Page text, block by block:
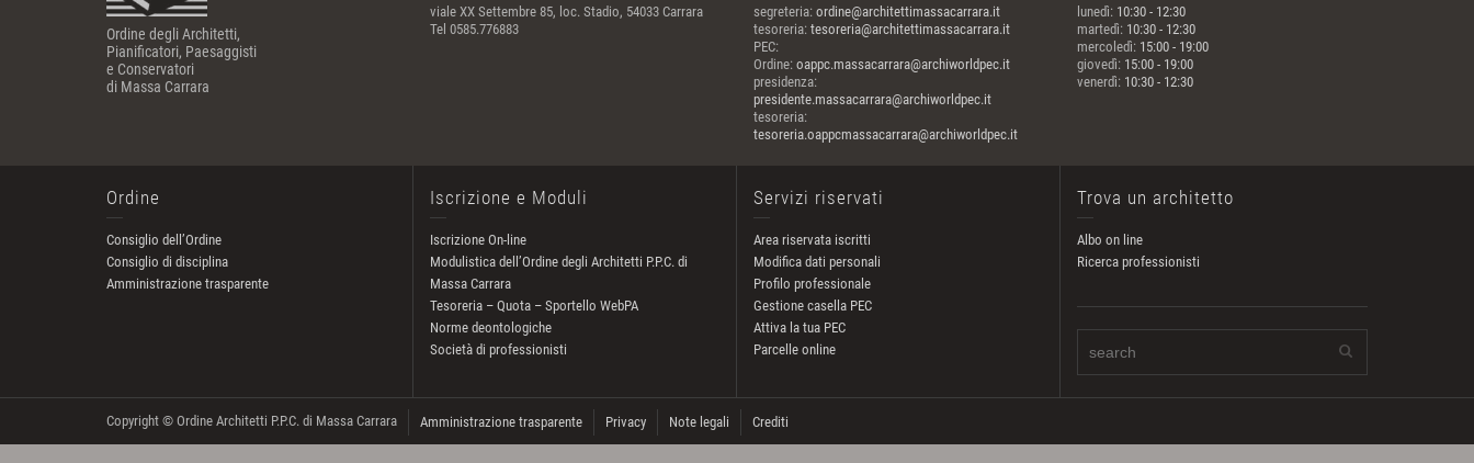
Ordine degli Architetti,
Pianificatori, Paesaggisti
e Conservatori
di Massa Carrara
viale XX Settembre 85, loc. Stadio, 54033 Carrara
Tel 0585.776883
segreteria: ordine@architettimassacarrara.it
tesoreria: tesoreria@architettimassacarrara.it
PEC:
Ordine: oappc.massacarrara@archiworldpec.it
presidenza:
presidente.massacarrara@archiworldpec.it
tesoreria:
tesoreria.oappcmassacarrara@archiworldpec.it
lunedì: 10:30 - 12:30
martedì: 10:30 - 12:30
mercoledì: 15:00 - 19:00
giovedì: 15:00 - 19:00
venerdì: 10:30 - 12:30
Ordine
Consiglio dell’Ordine
Consiglio di disciplina
Amministrazione trasparente
Iscrizione e Moduli
Iscrizione On-line
Modulistica dell’Ordine degli Architetti P.P.C. di
Massa Carrara
Tesoreria – Quota – Sportello WebPA
Norme deontologiche
Società di professionisti
Servizi riservati
Area riservata iscritti
Modifica dati personali
Profilo professionale
Gestione casella PEC
Attiva la tua PEC
Parcelle online
Trova un architetto
Albo on line
Ricerca professionisti
Copyright © Ordine Architetti P.P.C. di Massa Carrara Amministrazione trasparente Privacy Note legali Crediti